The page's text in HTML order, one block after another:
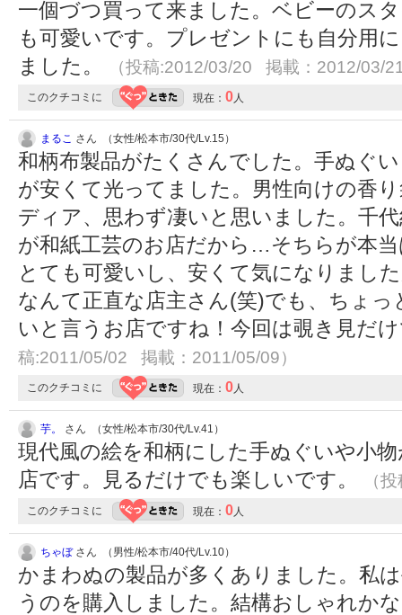
一個づつ買って来ました。ベビーのス
も可愛いです。プレゼントにも自分用
ました。
（投稿:2012/03/20 掲載：2012/03/
このクチコミに 現在： 0人
まるこ さん （女性/松本市/30代/Lv.15）
和柄布製品がたくさんでした。手ぬぐ
が安くて光ってました。男性向けの香
ディア、思わず凄いと思いました。千
が和紙工芸のお店だから…そちらが本
とても可愛いし、安くて気になりまし
なんて正直な店主さん(笑)でも、ちょ
いと言うお店ですね！今回は覗き見だ
稿:2011/05/02 掲載：2011/05/09）
このクチコミに 現在： 0人
芋。 さん （女性/松本市/30代/Lv.41）
現代風の絵を和柄にした手ぬぐいや小
店です。見るだけでも楽しいです。
（
このクチコミに 現在： 0人
ちゃぼさん （男性/松本市/40代/Lv.10）
かまわぬの製品が多くありました。私
うのを購入しました。結構おしゃれか